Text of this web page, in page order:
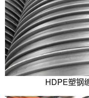
HDPE塑钢